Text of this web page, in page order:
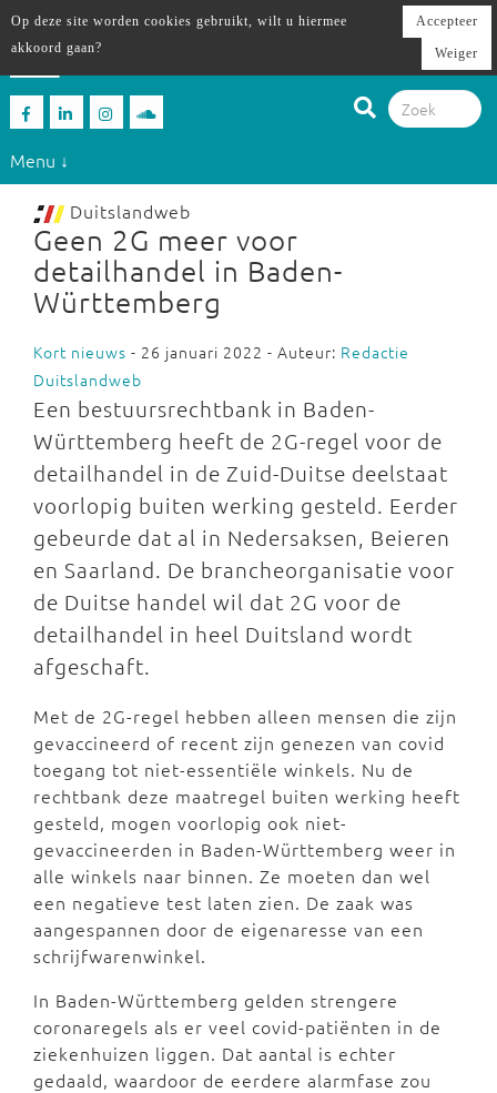
Menu ↓
Duitslandweb
Geen 2G meer voor
detailhandel in Baden-
Württemberg
Kort nieuws - 26 januari 2022 - Auteur: Redactie
Duitslandweb
Een bestuursrechtbank in Baden-
Württemberg heeft de 2G-regel voor de
detailhandel in de Zuid-Duitse deelstaat
voorlopig buiten werking gesteld. Eerder
gebeurde dat al in Nedersaksen, Beieren
en Saarland. De brancheorganisatie voor
de Duitse handel wil dat 2G voor de
detailhandel in heel Duitsland wordt
afgeschaft.
Met de 2G-regel hebben alleen mensen die zijn
gevaccineerd of recent zijn genezen van covid
toegang tot niet-essentiële winkels. Nu de
rechtbank deze maatregel buiten werking heeft
gesteld, mogen voorlopig ook niet-
gevaccineerden in Baden-Württemberg weer in
alle winkels naar binnen. Ze moeten dan wel
een negatieve test laten zien. De zaak was
aangespannen door de eigenaresse van een
schrijfwarenwinkel.
In Baden-Württemberg gelden strengere
coronaregels als er veel covid-patiënten in de
ziekenhuizen liggen. Dat aantal is echter
gedaald, waardoor de eerdere alarmfase zou
Op deze site worden cookies gebruikt, wilt u hiermee
akkoord gaan?
Accepteer
Weiger